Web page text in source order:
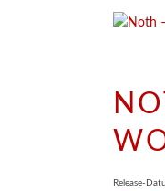
Release-